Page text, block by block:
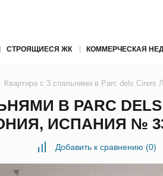
СТРОЯЩИЕСЯ ЖК КОММЕРЧЕСКАЯ
Квартира с 3 спальнями в Parc dels
В PARC
ИСПАНИЯ №
Добавить к сравнению (0)